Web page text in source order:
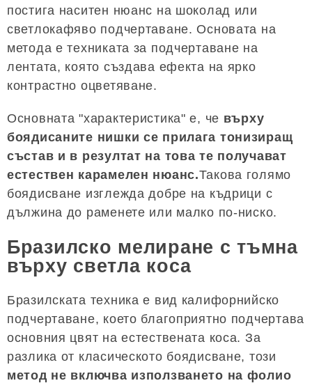
постига наситен нюанс на шоколад или
светлокафяво подчертаване. Основата на
метода е техниката за подчертаване на
лентата, която създава ефекта на ярко
контрастно оцветяване.
Основната "характеристика" е, че върху
боядисаните нишки се прилага тонизиращ
състав и в резултат на това те получават
естествен карамелен нюанс.Такова голямо
боядисване изглежда добре на къдрици с
дължина до раменете или малко по-ниско.
Бразилско мелиране с тъмна
върху светла коса
Бразилската техника е вид калифорнийско
подчертаване, което благоприятно подчертава
основния цвят на естествената коса. За
разлика от класическото боядисване, този
метод не включва използването на фолио